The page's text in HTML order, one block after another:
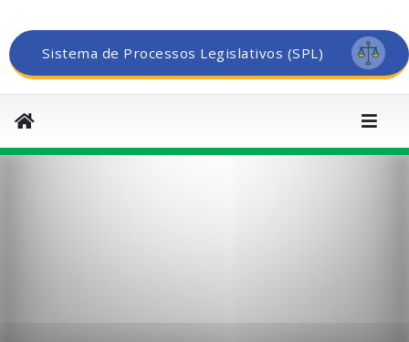
Sistema de Processos Legislativos (SPL)